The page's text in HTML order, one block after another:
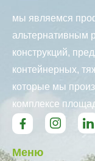
мы являемся
альтернативным
конструкций,
контейнерных,
которые мы
комплексе
Меню